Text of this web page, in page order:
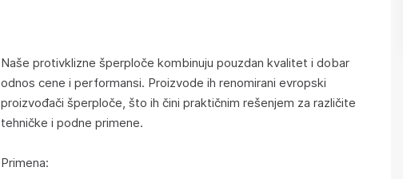
Naše protivklizne šperploče kombinuju pouzdan kvalitet i dobar
odnos cene i performansi. Proizvode ih renomirani evropski
proizvođači šperploče, što ih čini praktičnim rešenjem za različite
tehničke i podne primene.
Primena: